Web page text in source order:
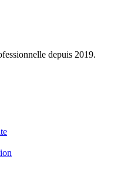
depuis 2019.